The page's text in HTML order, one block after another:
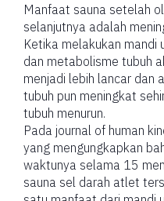
Manfaat sauna setelah
selanjutnya adalah
Ketika melakukan mandi
dan metabolisme tubuh
menjadi lebih lancar dan
tubuh pun meningkat
tubuh menurun.
Pada journal of human
yang mengungkapkan
waktunya selama 15
sauna sel darah atlet